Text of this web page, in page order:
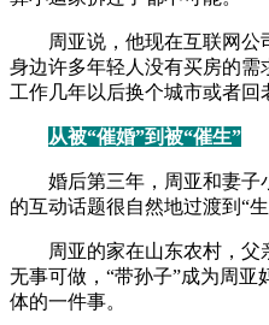
周亚说，他现在互联网公
身边许多年轻人没有买房的
工作几年以后换个城市或者回
从被“催婚”到被“催生”
婚后第三年，周亚和妻子
的互动话题很自然地过渡到“生
周亚的家在山东农村，父
无事可做，“带孙子”成为周
体的一件事。